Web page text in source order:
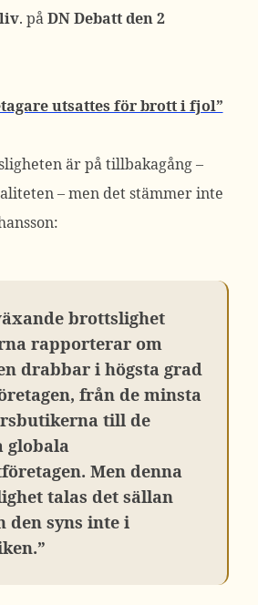
. påDN Debatt den 2
utsattes för brott i fjol”
är på tillbakagång –
– men det stämmer inte
brottslighet
rapporterar om
drabbar i högsta grad
från de minsta
till de
globala
Men denna
talas det sällan
den syns inte i